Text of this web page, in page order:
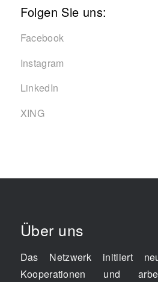
Folgen Sie uns:
Facebook
Instagram
LinkedIn
XING
Über uns
Das Netzwerk initiiert
Kooperationen und